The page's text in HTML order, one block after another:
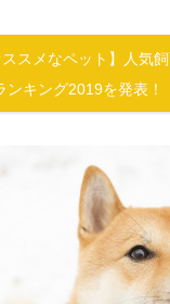
スメなペット】人気
ンキング2019を発表！